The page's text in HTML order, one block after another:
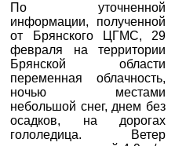
По уточненной
информации, полученной
от Брянского ЦГМС, 29
февраля на территории
Брянской области
переменная облачность,
ночью местами
небольшой снег, днем без
осадков, на дорогах
гололедица. Ветер